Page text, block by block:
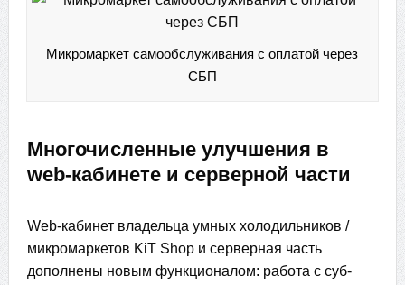
Микромаркет самообслуживания с оплатой через
СБП
Многочисленные улучшения в
web-кабинете и серверной части
Web-кабинет владельца умных холодильников /
микромаркетов KiT Shop и серверная часть
дополнены новым функционалом: работа с суб-